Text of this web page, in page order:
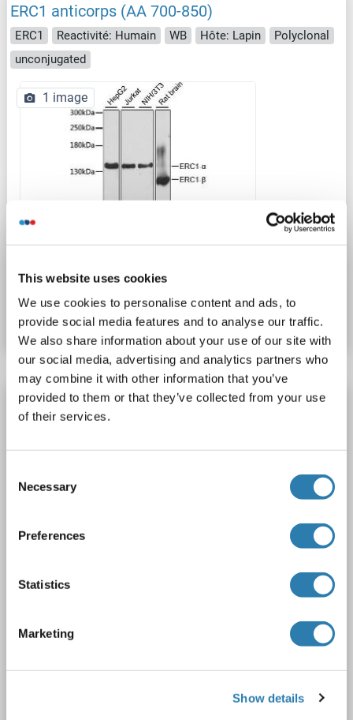
This website uses cookies
We use cookies to personalise content and ads, to
provide social media features and to analyse our traffic.
We also share information about your use of our site with
our social media, advertising and analytics partners who
may combine it with other information that you’ve
provided to them or that they’ve collected from your use
of their services.
Selection
Necessary
Preferences
Statistics
Marketing
Show details
ERC1 anticorps (AA 700-850)
ERC1 Reactivité: Humain WB Hôte: Lapin
Polyclonal
unconjugated
1 image
N° du produit ABIN6140261
Fiche technique Détails
ERC1 anticorps
Polyclonal
unconjugated
1 image